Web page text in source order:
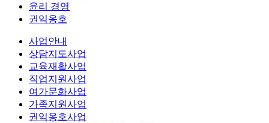
윤리 경영
권익옹호
사업안내
상담지도사업
교육재활사업
직업지원사업
여가문화사업
가족지원사업
권익옹호사업